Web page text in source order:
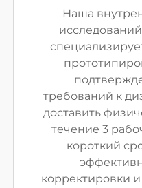
Наша
требований к
доставить
течение 3
короткий
корректировки и